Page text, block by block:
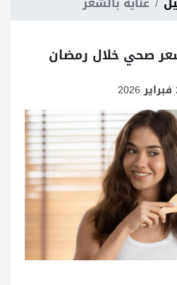
صحي خلال رمضان